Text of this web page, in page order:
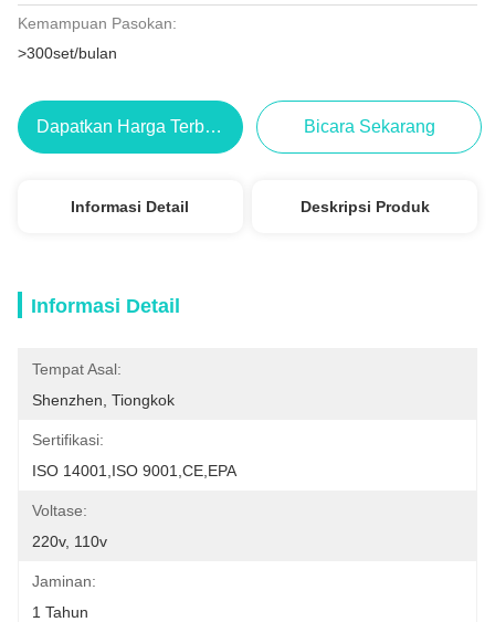
Kemampuan Pasokan:
>300set/bulan
Dapatkan Harga Terbaik Bicara Sekarang
Informasi Detail Deskripsi Produk
Informasi Detail
Tempat Asal:
Shenzhen, Tiongkok
Sertifikasi:
ISO 14001,ISO 9001,CE,EPA
Voltase:
220v, 110v
Jaminan:
1 Tahun